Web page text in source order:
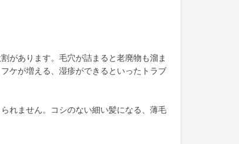
があります。毛穴が詰まると老廃物も溜ま
ケが増える、湿疹ができるといったトラブ
れません。コシのない細い髪になる、薄毛